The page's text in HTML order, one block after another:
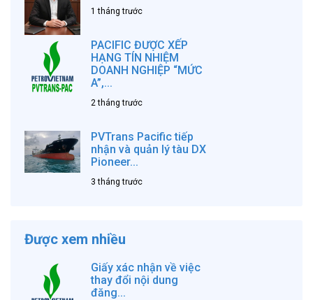
1 tháng trước
PACIFIC ĐƯỢC XẾP
HẠNG TÍN NHIỆM
DOANH NGHIỆP “MỨC
A”,...
2 tháng trước
PVTrans Pacific tiếp
nhận và quản lý tàu DX
Pioneer...
3 tháng trước
Được xem nhiều
Giấy xác nhận về việc
thay đổi nội dung
đăng...